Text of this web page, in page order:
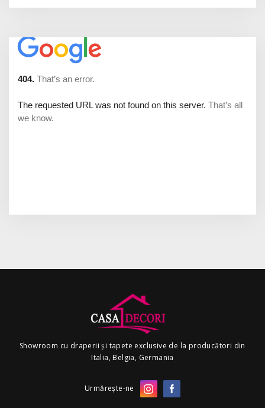
Showroom cu draperii și tapete exclusive de la producători din
Italia, Belgia, Germania
Urmărește-ne